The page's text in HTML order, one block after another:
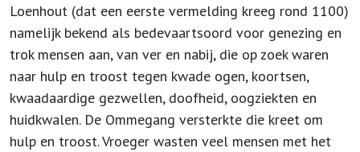
Loenhout (dat een eerste vermelding kreeg rond 1100)
namelijk bekend als bedevaartsoord voor genezing en
trok mensen aan, van ver en nabij, die op zoek waren
naar hulp en troost tegen kwade ogen, koortsen,
kwaadaardige gezwellen, doofheid, oogziekten en
huidkwalen. De Ommegang versterkte die kreet om
hulp en troost. Vroeger wasten veel mensen met het